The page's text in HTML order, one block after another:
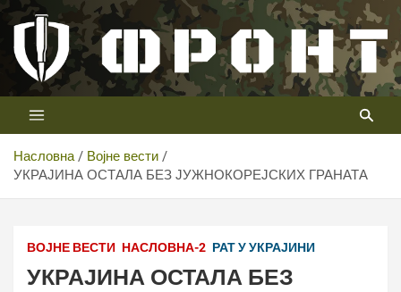
Скип
цонтент
Телевизија ФРОНТ
Први војни канал у Србији
Насловна
Војне вести
УКРАЈИНА ОСТАЛА БЕЗ ЈУЖНОКОРЕЈСКИХ ГРАНАТА
ВОЈНЕ ВЕСТИ НАСЛОВНА-2 РАТ У УКРАЈИНИ
УКРАЈИНА ОСТАЛА БЕЗ